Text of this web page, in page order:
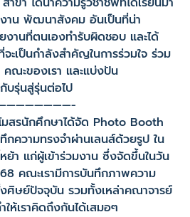
น พัฒนาสังคม อันเป็นที่น่า
งานที่ตนเองทำรับผิดชอบ และได้
ะเป็นกำลังสำคัญในการร่วมใจ ร่วม
ณะของเรา และแบ่งปัน
บรุ่นสู่รุ่นต่อไป
รนักศึกษาได้จัด Photo Booth
กความทรงจำผ่านเลนส์ด้วยรูป ใน
า แก่ผู้เข้าร่วมงาน ซึ่งจัดขึ้นในวัน
คณะเรามีการบันทึกภาพความ
งศิษย์ปัจจุบัน รวมทั้งเหล่าคณาจารย์
ห้เราคิดถึงกันได้เสมอๆ